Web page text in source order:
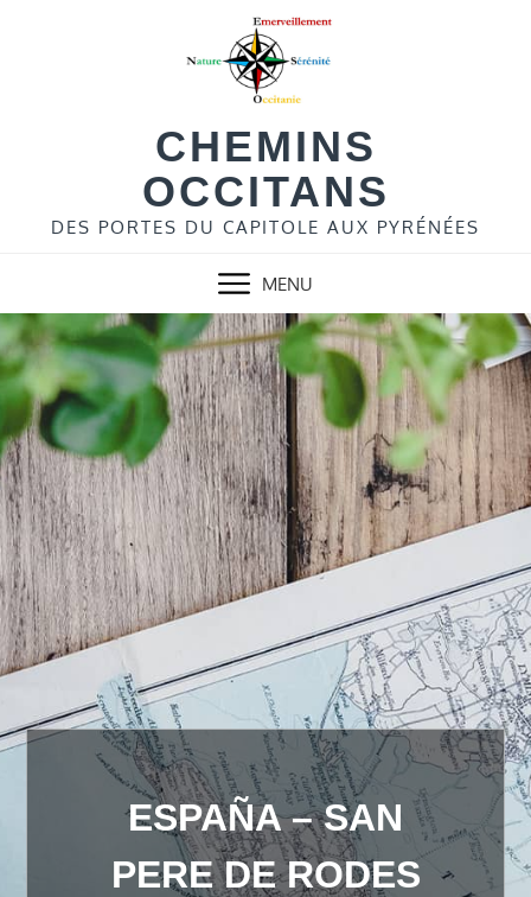
CHEMINS
OCCITANS
DES PORTES DU CAPITOLE AUX PYRÉNÉES
MENU
ESPAÑA – SAN
PERE DE RODES